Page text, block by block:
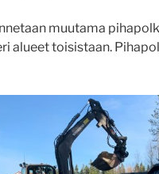
muutama
alueet toisistaan.